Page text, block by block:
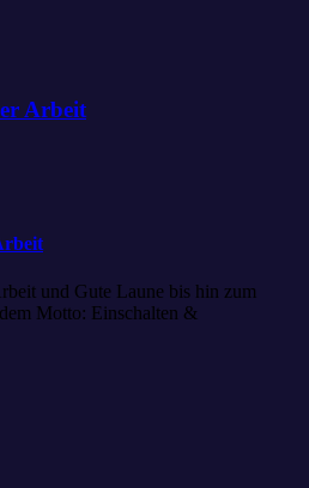
Arbeit
und Gute Laune bis hin zum
Motto: Einschalten &